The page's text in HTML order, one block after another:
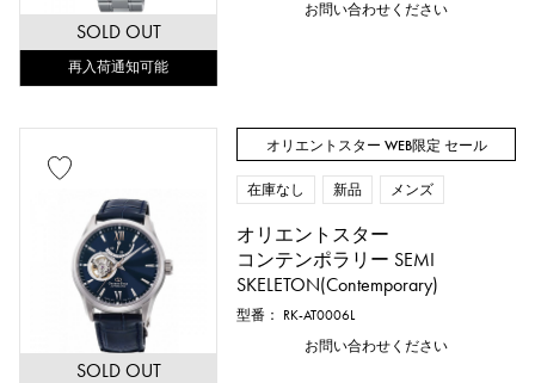
SOLD OUT
再入荷通知可能
お問い合わせください
SOLD OUT
オリエントスター WEB限定 セール
在庫なし 新品 メンズ
オリエントスター
コンテンポラリー SEMI
SKELETON(Contemporary)
型番： RK-AT0006L
お問い合わせください